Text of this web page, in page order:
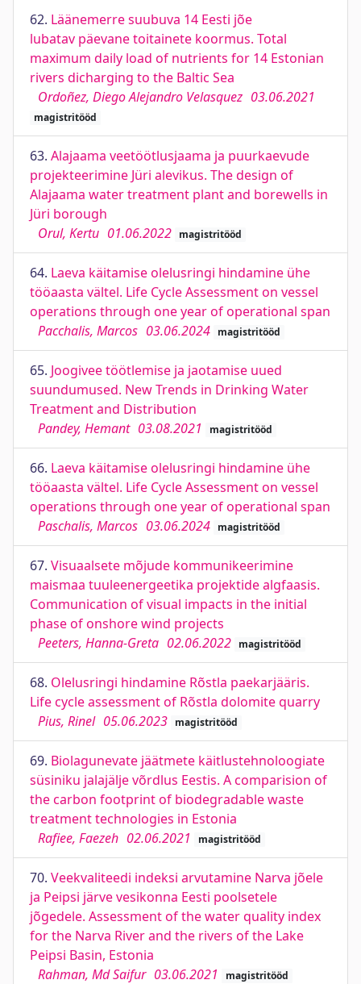
62. Läänemerre suubuva 14 Eesti jõe
lubatav päevane toitainete koormus. Total
maximum daily load of nutrients for 14 Estonian
rivers dicharging to the Baltic Sea
Ordoñez, Diego Alejandro Velasquez 03.06.2021
magistritööd
63. Alajaama veetöötlusjaama ja puurkaevude
projekteerimine Jüri alevikus. The design of
Alajaama water treatment plant and borewells in
Jüri borough
Orul, Kertu 01.06.2022 magistritööd
64. Laeva käitamise olelusringi hindamine ühe
tööaasta vältel. Life Cycle Assessment on vessel
operations through one year of operational span
Pacchalis, Marcos 03.06.2024 magistritööd
65. Joogivee töötlemise ja jaotamise uued
suundumused. New Trends in Drinking Water
Treatment and Distribution
Pandey, Hemant 03.08.2021 magistritööd
66. Laeva käitamise olelusringi hindamine ühe
tööaasta vältel. Life Cycle Assessment on vessel
operations through one year of operational span
Paschalis, Marcos 03.06.2024 magistritööd
67. Visuaalsete mõjude kommunikeerimine
maismaa tuuleenergeetika projektide algfaasis.
Communication of visual impacts in the initial
phase of onshore wind projects
Peeters, Hanna-Greta 02.06.2022 magistritööd
68. Olelusringi hindamine Rõstla paekarjääris.
Life cycle assessment of Rõstla dolomite quarry
Pius, Rinel 05.06.2023 magistritööd
69. Biolagunevate jäätmete käitlustehnoloogiate
süsiniku jalajälje võrdlus Eestis. A comparision of
the carbon footprint of biodegradable waste
treatment technologies in Estonia
Rafiee, Faezeh 02.06.2021 magistritööd
70. Veekvaliteedi indeksi arvutamine Narva jõele
ja Peipsi järve vesikonna Eesti poolsetele
jõgedele. Assessment of the water quality index
for the Narva River and the rivers of the Lake
Peipsi Basin, Estonia
Rahman, Md Saifur 03.06.2021 magistritööd